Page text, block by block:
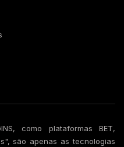
como plataformas BET,
são apenas as tecnologias